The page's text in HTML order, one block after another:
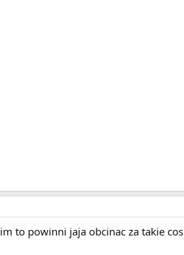
to powinni jaja obcinac za takie cos